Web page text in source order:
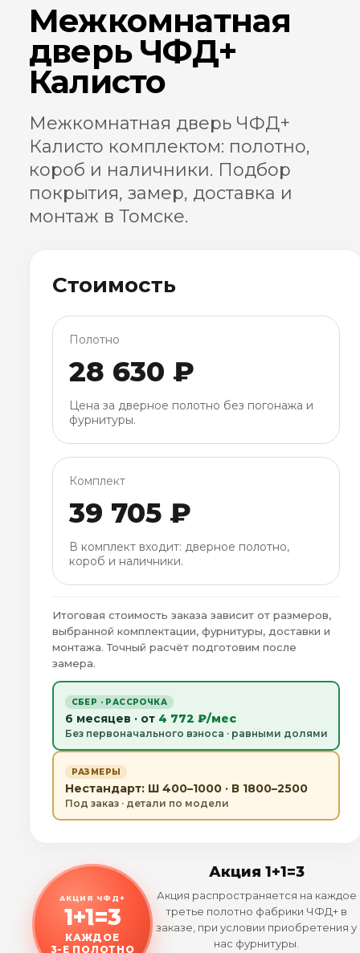
Межкомнатная
дверь ЧФД+
Калисто
Межкомнатная дверь ЧФД+
Калисто комплектом: полотно,
короб и наличники. Подбор
покрытия, замер, доставка и
монтаж в Томске.
Стоимость
Полотно
28 630 ₽
Цена за дверное полотно без погонажа и
фурнитуры.
Комплект
39 705 ₽
В комплект входит: дверное полотно,
короб и наличники.
Итоговая стоимость заказа зависит от размеров,
выбранной комплектации, фурнитуры, доставки и
монтажа. Точный расчёт подготовим после
замера.
СБЕР · РАССРОЧКА
6 месяцев · от 4 772 ₽/мес
Без первоначального взноса · равными долями
РАЗМЕРЫ
Нестандарт: Ш 400–1000 · В 1800–2500
Под заказ · детали по модели
АКЦИЯ ЧФД+
1+1=3
КАЖДОЕ
3-Е ПОЛОТНО
Акция 1+1=3
Акция распространяется на каждое
третье полотно фабрики ЧФД+ в
заказе, при условии приобретения у
нас фурнитуры.